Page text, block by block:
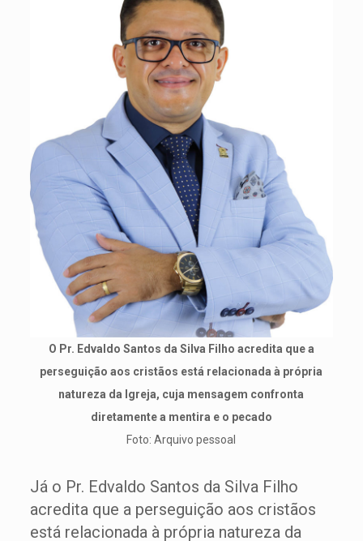
O Pr. Edvaldo Santos da Silva Filho acredita que a
perseguição aos cristãos está relacionada à própria
natureza da Igreja, cuja mensagem confronta
diretamente a mentira e o pecado
Foto: Arquivo pessoal
Já o Pr. Edvaldo Santos da Silva Filho
acredita que a perseguição aos cristãos
está relacionada à própria natureza da